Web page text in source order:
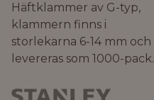
Häftklammer av G-typ,
klammern finns i
storlekarna 6-14 mm och
levereras som 1000-pack.